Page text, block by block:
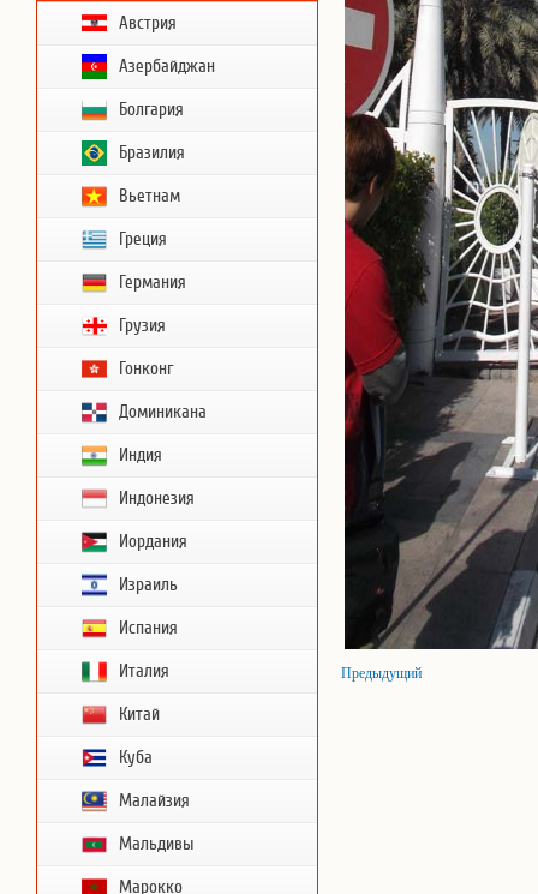
Австрия
Азербайджан
Болгария
Бразилия
Вьетнам
Греция
Германия
Грузия
Гонконг
Доминикана
Индия
Индонезия
Иордания
Израиль
Испания
Италия
Китай
Куба
Малайзия
Мальдивы
Марокко
Предыдущий